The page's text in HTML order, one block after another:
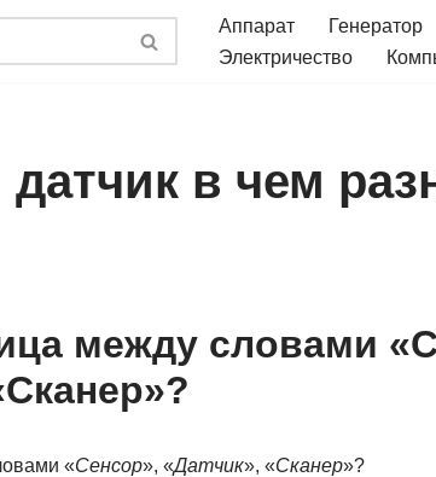
Аппарат Генератор
Электричество
в чем
между словами
«Сенсор», «Датчик», «Сканер»?